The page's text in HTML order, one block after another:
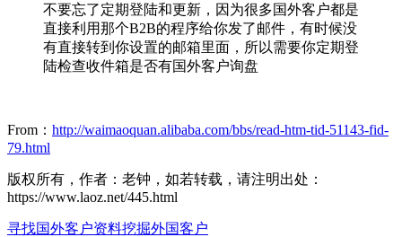
不要忘了定期登陆和更新，因为很多国外客户都是
直接利用那个B2B的程序给你发了邮件，有时候没
有直接转到你设置的邮箱里面，所以需要你定期登
陆检查收件箱是否有国外客户询盘
From： http://waimaoquan.alibaba.com/bbs/read-htm-tid-51143-fid-
79.html
版权所有，作者：老钟，如若转载，请注明出处：
https://www.laoz.net/445.html
寻找国外客户资料挖掘外国客户